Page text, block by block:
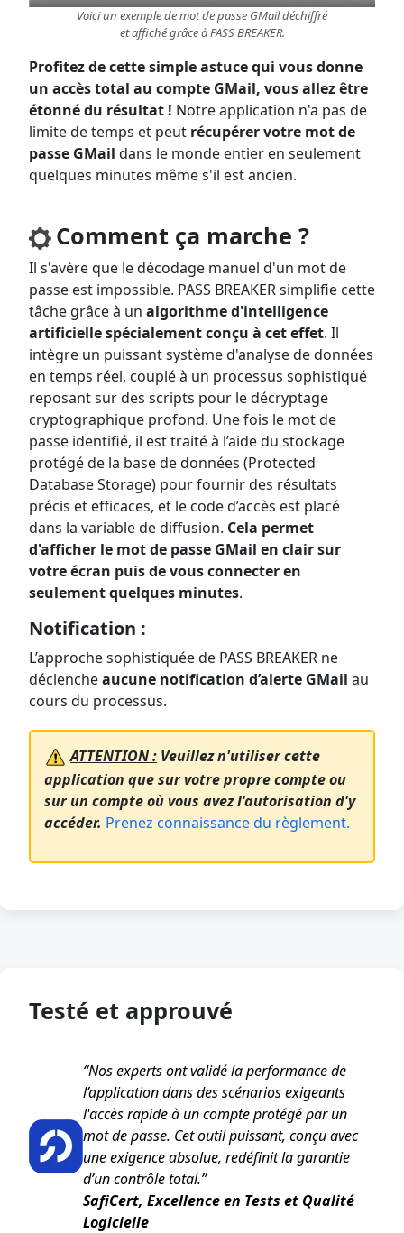
Voici un exemple de mot de passe GMail déchiffré
et affiché grâce à PASS BREAKER.
Profitez de cette simple astuce qui vous donne
un accès total au compte GMail, vous allez être
étonné du résultat ! Notre application n'a pas de
limite de temps et peut récupérer votre mot de
passe GMail dans le monde entier en seulement
quelques minutes même s'il est ancien.
Comment ça marche ?
Il s'avère que le décodage manuel d'un mot de
passe est impossible. PASS BREAKER simplifie cette
tâche grâce à un algorithme d'intelligence
artificielle spécialement conçu à cet effet. Il
intègre un puissant système d'analyse de données
en temps réel, couplé à un processus sophistiqué
reposant sur des scripts pour le décryptage
cryptographique profond. Une fois le mot de
passe identifié, il est traité à l’aide du stockage
protégé de la base de données (Protected
Database Storage) pour fournir des résultats
précis et efficaces, et le code d’accès est placé
dans la variable de diffusion. Cela permet
d'afficher le mot de passe GMail en clair sur
votre écran puis de vous connecter en
seulement quelques minutes.
Notification :
L’approche sophistiquée de PASS BREAKER ne
déclencheaucune notification d’alerte GMail au
cours du processus.
ATTENTION : Veuillez n'utiliser cette
application que sur votre propre compte ou
sur un compte où vous avez l'autorisation d'y
accéder. Prenez connaissance du règlement.
Testé et approuvé
“Nos experts ont validé la performance de
l’application dans des scénarios exigeants
l'accès rapide à un compte protégé par un
mot de passe. Cet outil puissant, conçu avec
une exigence absolue, redéfinit la garantie
d’un contrôle total.”
SafiCert, Excellence en Tests et Qualité
Logicielle